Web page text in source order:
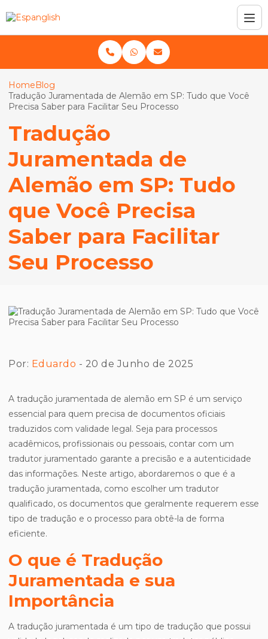
HomeBlog
Tradução Juramentada de Alemão em SP: Tudo que Você
Precisa Saber para Facilitar Seu Processo
Tradução
Juramentada de
Alemão em SP: Tudo
que Você Precisa
Saber para Facilitar
Seu Processo
Por: Eduardo - 20 de Junho de 2025
A tradução juramentada de alemão em SP é um serviço
essencial para quem precisa de documentos oficiais
traduzidos com validade legal. Seja para processos
acadêmicos, profissionais ou pessoais, contar com um
tradutor juramentado garante a precisão e a autenticidade
das informações. Neste artigo, abordaremos o que é a
tradução juramentada, como escolher um tradutor
qualificado, os documentos que geralmente requerem esse
tipo de tradução e o processo para obtê-la de forma
eficiente.
O que é Tradução
Juramentada e sua
Importância
A tradução juramentada é um tipo de tradução que possui